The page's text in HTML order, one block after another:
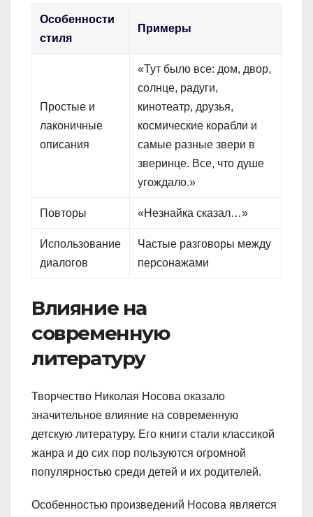
Особенности
стиля
Примеры
Простые и
лаконичные
описания
«Тут было все: дом, двор,
солнце, радуги,
кинотеатр, друзья,
космические корабли и
самые разные звери в
зверинце. Все, что душе
угождало.»
Повторы «Незнайка сказал…»
Использование
диалогов
Частые разговоры между
персонажами
Влияние на
современную
литературу
Творчество Николая Носова оказало
значительное влияние на современную
детскую литературу. Его книги стали классикой
жанра и до сих пор пользуются огромной
популярностью среди детей и их родителей.
Особенностью произведений Носова является